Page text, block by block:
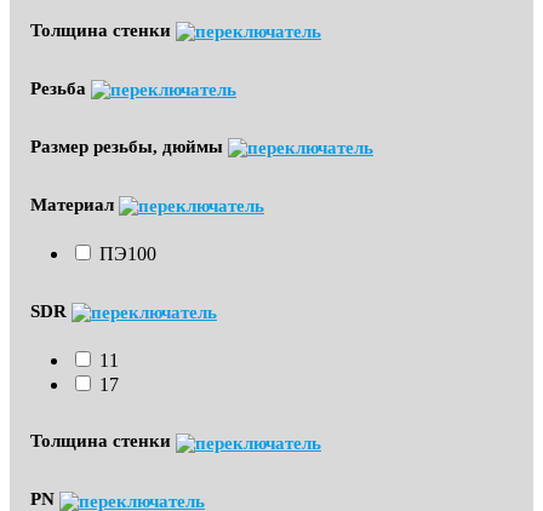
Толщина стенки
Резьба
Размер резьбы, дюймы
Материал
ПЭ100
SDR
11
17
Толщина стенки
PN